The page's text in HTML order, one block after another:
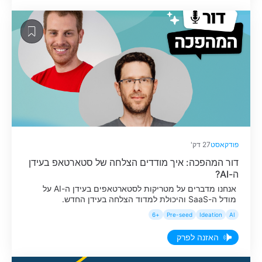
פודקאסט27 דק'
דור המהפכה: איך מודדים הצלחה של סטארטאפ בעידן
ה-AI?
אנחנו מדברים על מטריקות לסטארטאפים בעידן ה-AI על
מודל ה-SaaS והיכולת למדוד הצלחה בעידן החדש.
AI
Ideation
Pre-seed
+6
האזנה לפרק